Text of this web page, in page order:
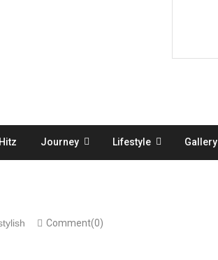
Journey Lifestyle Gallery
Comment(0)